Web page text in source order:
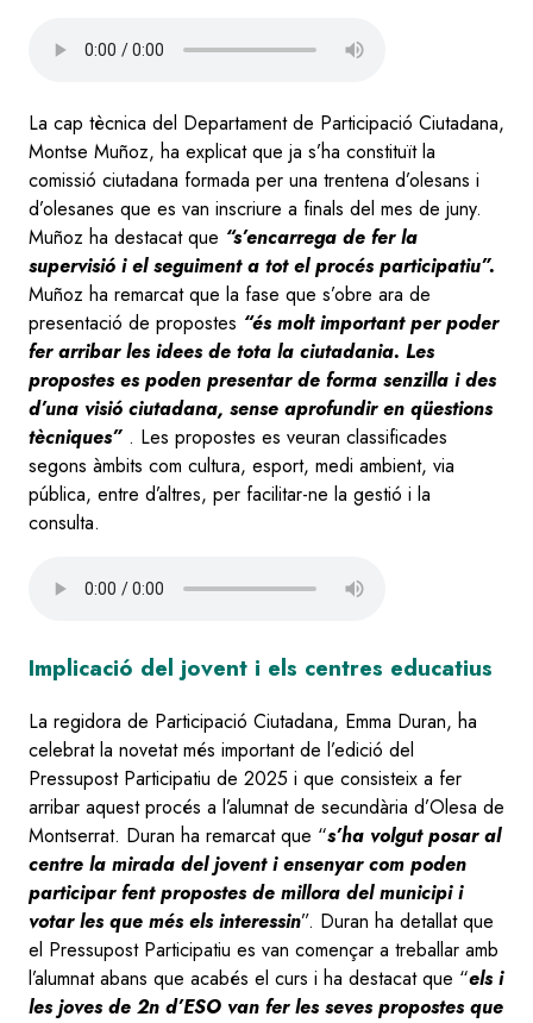
La cap tècnica del Departament de Participació Ciutadana,
Montse Muñoz, ha explicat que ja s’ha constituït la
comissió ciutadana formada per una trentena d’olesans i
d’olesanes que es van inscriure a finals del mes de juny.
Muñoz ha destacat que “s’encarrega de fer la
supervisió i el seguiment a tot el procés participatiu”.
Muñoz ha remarcat que la fase que s’obre ara de
presentació de propostes “és molt important per poder
fer arribar les idees de tota la ciutadania. Les
propostes es poden presentar de forma senzilla i des
d’una visió ciutadana, sense aprofundir en qüestions
tècniques” . Les propostes es veuran classificades
segons àmbits com cultura, esport, medi ambient, via
pública, entre d’altres, per facilitar-ne la gestió i la
consulta.
Implicació del jovent i els centres educatius
La regidora de Participació Ciutadana, Emma Duran, ha
celebrat la novetat més important de l’edició del
Pressupost Participatiu de 2025 i que consisteix a fer
arribar aquest procés a l’alumnat de secundària d’Olesa de
Montserrat. Duran ha remarcat que “s’ha volgut posar al
centre la mirada del jovent i ensenyar com poden
participar fent propostes de millora del municipi i
votar les que més els interessin”. Duran ha detallat que
el Pressupost Participatiu es van començar a treballar amb
l’alumnat abans que acabés el curs i ha destacat que “els i
les joves de 2n d’ESO van fer les seves propostes que